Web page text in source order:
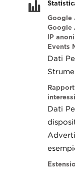
Google
Google
IP
Events
Dati
Dati